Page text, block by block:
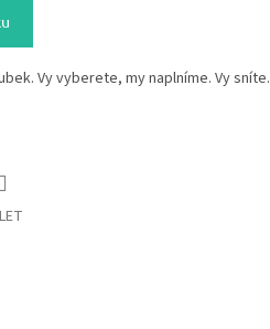
Vy vyberete, my naplníme. Vy sníte.